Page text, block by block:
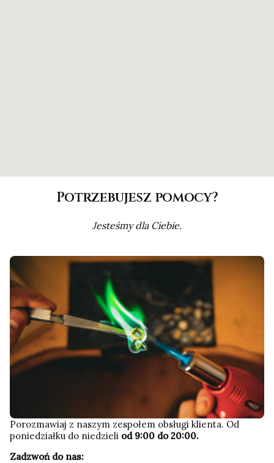
Potrzebujesz pomocy?
Jesteśmy dla Ciebie.
Porozmawiaj z naszym zespołem obsługi klienta. Od
poniedziałku do niedzieli od 9:00 do 20:00.
Zadzwoń do nas: